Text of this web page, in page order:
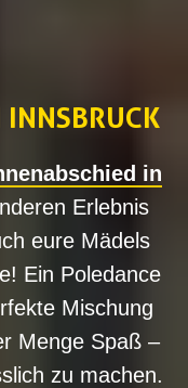
INNSBRUCK
in
Erlebnis
eure Mädels
Ein Poledance
Mischung
Menge Spaß –
zu machen.